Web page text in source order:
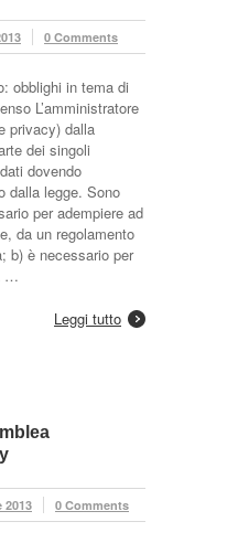
0 Comments
obblighi in tema di
L’amministratore
privacy) dalla
dei singoli
dovendo
dalla legge. Sono
per adempiere ad
da un regolamento
b) è necessario per
…
Leggi tutto
2013 0 Comments